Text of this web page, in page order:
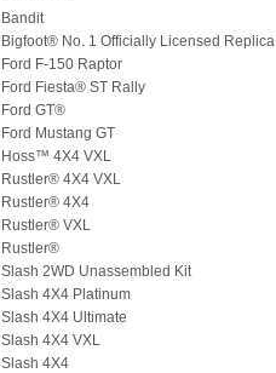
Bandit
Bigfoot® No. 1 Officially Licensed Replica
Ford F-150 Raptor
Ford Fiesta® ST Rally
Ford GT®
Ford Mustang GT
Hoss™ 4X4 VXL
Rustler® 4X4 VXL
Rustler® 4X4
Rustler® VXL
Rustler®
Slash 2WD Unassembled Kit
Slash 4X4 Platinum
Slash 4X4 Ultimate
Slash 4X4 VXL
Slash 4X4